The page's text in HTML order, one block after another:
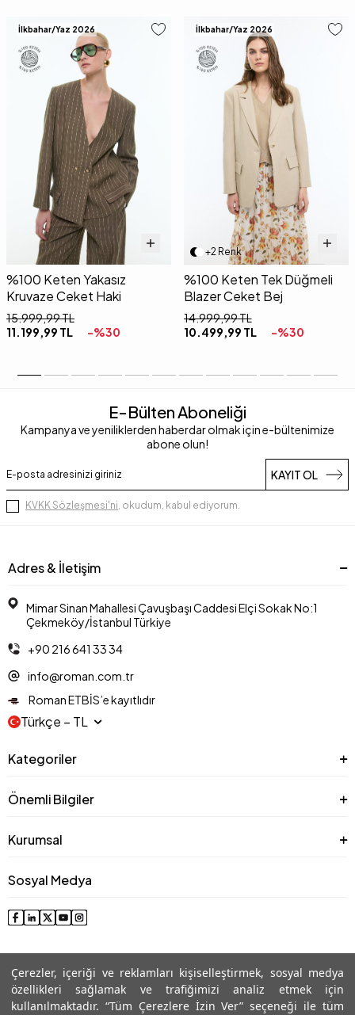
Çerezler, içeriği ve reklamları kişiselleştirmek, sosyal medya
özellikleri sağlamak ve trafiğimizi analiz etmek için
kullanılmaktadır. “Tüm Çerezlere İzin Ver” seçeneği ile tüm
İlkbahar/Yaz 2026
%100 Keten Yakasız
Kruvaze Ceket Haki
15.999,99TL
11.199,99 TL -%30
İlkbahar/Yaz 2026
+2 Renk
%100 Keten Tek Düğmeli
Blazer Ceket Bej
14.999,99TL
10.499,99 TL -%30
E-Bülten Aboneliği
Kampanya ve yeniliklerden haberdar olmak için e-bültenimize
abone olun!
KAYIT OL
KVKK Sözleşmesi'ni , okudum, kabul ediyorum.
Adres & İletişim
Mimar Sinan Mahallesi Çavuşbaşı Caddesi Elçi Sokak No:1
Çekmeköy/İstanbul Türkiye
+90 216 641 33 34
info@roman.com.tr
Roman ETBİS’e kayıtlıdır
Türkçe − TL
Kategoriler
Önemli Bilgiler
Kurumsal
Sosyal Medya